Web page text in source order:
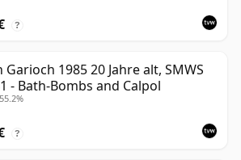
?
Garioch 1985 20 Jahre alt, SMWS
- Bath-Bombs and Calpol
?